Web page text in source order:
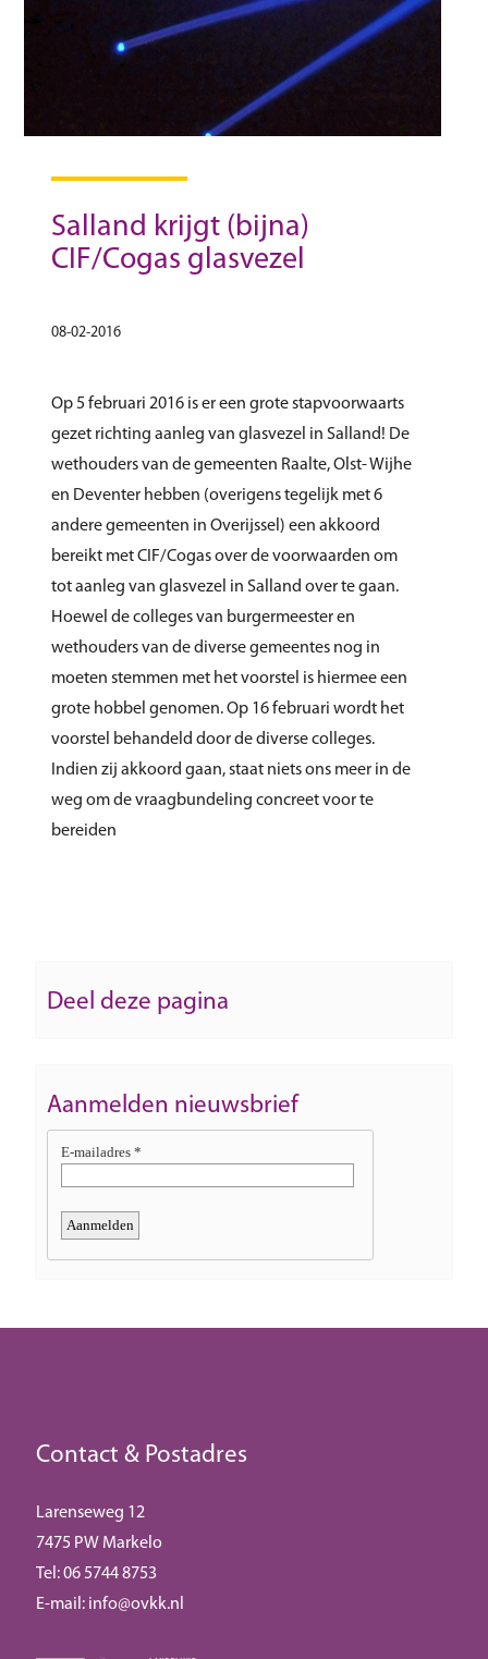
Salland krijgt (bijna)
CIF/Cogas glasvezel
08-02-2016
Op 5 februari 2016 is er een grote stapvoorwaarts
gezet richting aanleg van glasvezel in Salland! De
wethouders van de gemeenten Raalte, Olst- Wijhe
en Deventer hebben (overigens tegelijk met 6
andere gemeenten in Overijssel) een akkoord
bereikt met CIF/Cogas over de voorwaarden om
tot aanleg van glasvezel in Salland over te gaan.
Hoewel de colleges van burgermeester en
wethouders van de diverse gemeentes nog in
moeten stemmen met het voorstel is hiermee een
grote hobbel genomen. Op 16 februari wordt het
voorstel behandeld door de diverse colleges.
Indien zij akkoord gaan, staat niets ons meer in de
weg om de vraagbundeling concreet voor te
bereiden
Deel deze pagina
Aanmelden nieuwsbrief
Contact & Postadres
Larenseweg 12
7475 PW Markelo
Tel: 06 5744 8753
E-mail: info@ovkk.nl